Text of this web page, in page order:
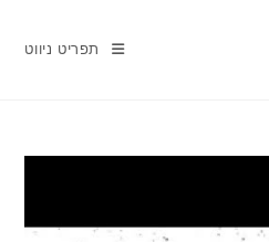
תפריט ניווט